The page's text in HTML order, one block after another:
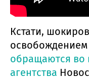
Кстати,
обращаются во
агентства